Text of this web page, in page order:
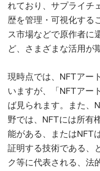
れており、サプライチ
歴を管理・可視化する
ス市場などで原作者に
ど、さまざまな活用が
現時点では、NFTアー
いますが、「NFTアー
ば見られます。また、
野では、NFTには所有
能がある、またはNFT
証明する技術である、
ク等に代表される、法